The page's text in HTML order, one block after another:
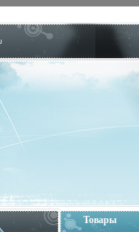
Товары